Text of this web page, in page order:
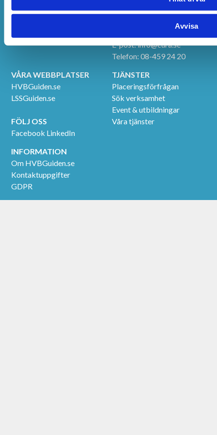
Avvisa
Danderyd
E-post:info@cura.se
Telefon: 08-459 24 20
VÅRA WEBBPLATSER
HVBGuiden.se
LSSGuiden.se
FÖLJ OSS
Facebook LinkedIn
TJÄNSTER
Placeringsförfrågan
Sök verksamhet
Event & utbildningar
Våra tjänster
INFORMATION
Om HVBGuiden.se
Kontaktuppgifter
GDPR